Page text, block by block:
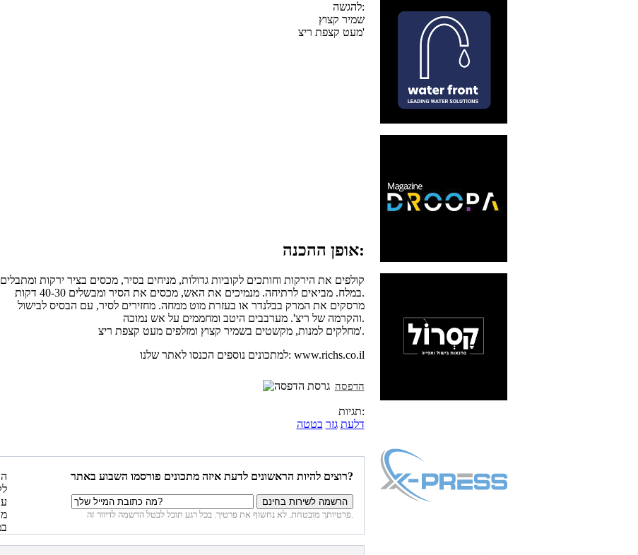
להגשה:
שמיר קצוץ
מעט קצפת ריצ'
אופן ההכנה:
קולפים את הירקות וחותכים לקוביות גדולות, מניחים בסיר, מכסים בציר ירקות ומתבלים
במלח. מביאים לרתיחה. מנמיכים את האש, מכסים את הסיר ומבשלים 40-30 דקות.
מרסקים את המרק בבלנדר או בעזרת מוט ממחה. מחזירים לסיר, עם הבסיס לבישול
והקרמה של ריצ'. מערבבים היטב ומחממים על אש נמוכה.
מחלקים למנות, מקשטים בשמיר קצוץ ומזלפים מעט קצפת ריצ'.
למתכונים נוספים הכנסו לאתר שלנו: www.richs.co.il
הדפסה
תגיות:
דלעת גזר בטטה
רוצים להיות הראשונים לדעת איזה מתכונים פורסמו השבוע באתר?
פרטיותך מובטחת. לא נחשוף את פרטיך. בכל רגע תוכל לבטל הרשמה לדיוור זה.